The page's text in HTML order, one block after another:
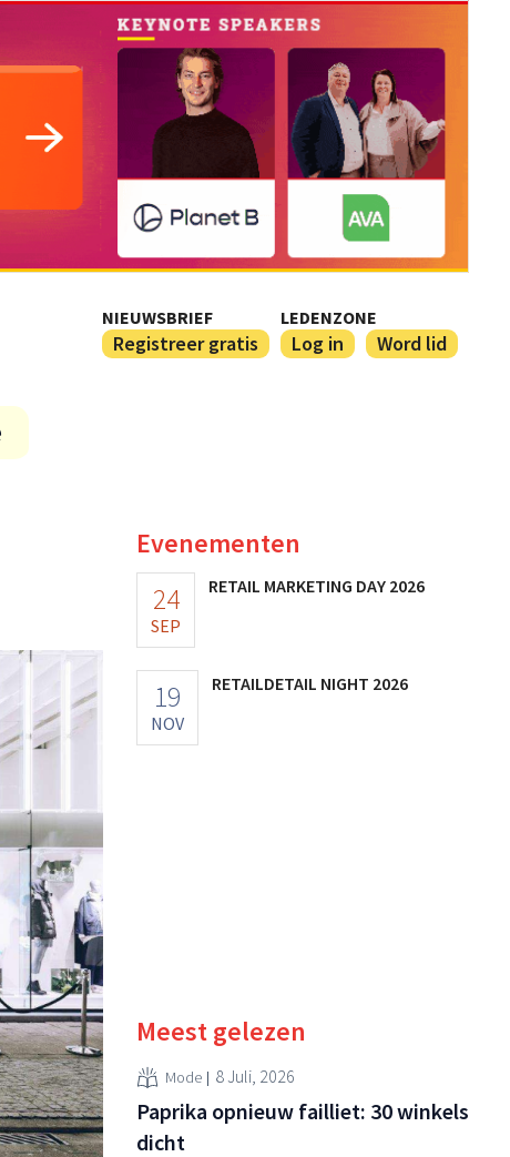
NIEUWSBRIEF
Registreer gratis
LEDENZONE
Log in Word lid
Evenementen
24
SEP
RETAIL MARKETING DAY 2026
19
NOV
RETAILDETAIL NIGHT 2026
Meest gelezen
Mode 8 Juli, 2026
Paprika opnieuw failliet: 30 winkels
dicht